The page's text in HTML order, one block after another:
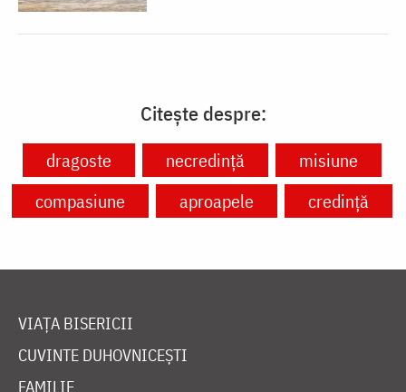
Citește despre:
dragoste necredință
misiune
compasiune
aproapele credință
VIAȚA BISERICII
CUVINTE DUHOVNICEȘTI
FAMILIE